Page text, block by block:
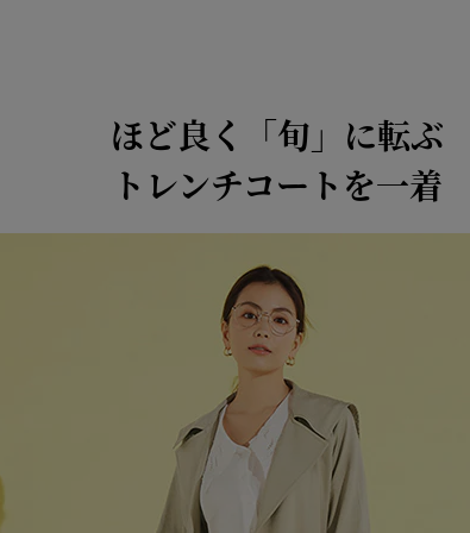
ほど良く「旬」に転ぶ
トレンチコートを一着